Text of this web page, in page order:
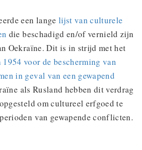
een lange lijst van culturele
die beschadigd en/of vernield zijn
Oekraïne. Dit is in strijd met het
1954 voor de bescherming van
in geval van een gewapend
als Rusland hebben dit verdrag
om cultureel erfgoed te
van gewapende conflicten.